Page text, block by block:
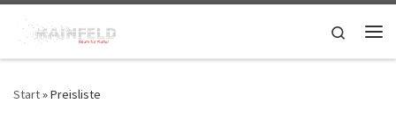
Zum Inhalt springen Search
Start»Preisliste